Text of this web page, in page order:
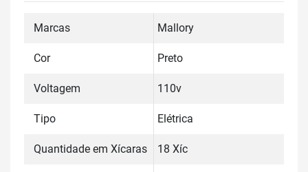
Marcas Mallory
Cor Preto
Voltagem 110v
Tipo Elétrica
Quantidade em Xícaras 18 Xíc